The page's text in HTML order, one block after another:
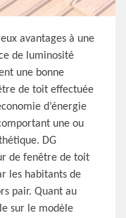
avantages à une
de luminosité
une bonne
de toit effectuée
d’énergie
une ou
DG
de fenêtre de toit
les habitants de
pair. Quant au
sur le modèle